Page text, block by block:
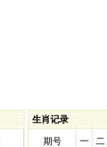
生肖记录
期号 一 二